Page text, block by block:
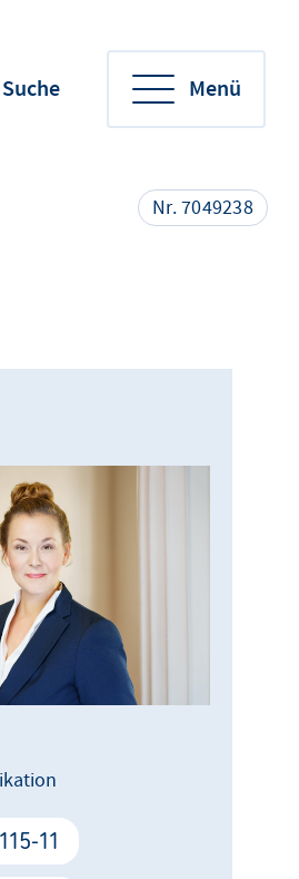
Suche Menü
Nr. 7049238
11